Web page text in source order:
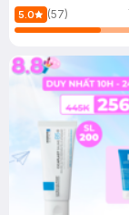
Dầu 500ml
5.0 (57)